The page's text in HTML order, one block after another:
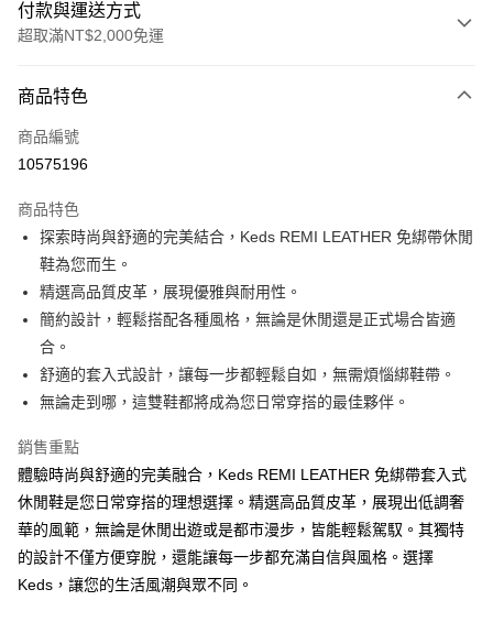
付款與運送方式
超取滿NT$2,000免運
信用卡一次付款
信用卡分期付款
合作金庫商業銀行
華南商業銀行
彰化商業銀行
上海商業儲蓄銀行
國泰世華商業銀行
兆豐國際商業銀行
臺灣中小企業銀行
台中商業銀行
匯豐（台灣）商業銀行
聯邦商業銀行
元大商業銀行
永豐商業銀行
玉山商業銀行
星展（台灣）商業銀行
台灣樂天信用卡公司
6 期 0 利率 每期
華南商業銀行
上海商業儲蓄銀行
台北富邦商業銀行
國泰世華商業銀行
兆豐國際商業銀行
臺灣中小企業銀行
匯豐（台灣）商業銀行
華泰商業銀行
聯邦商業銀行
遠東國際商業銀行
元大商業銀行
永豐商業銀行
玉山商業銀行
台灣樂天信用卡公司
超商取貨付款
Apple Pay
Google Pay
ATM付款
全家取貨付款
每筆NT$60，滿NT$2,000(含以上)免運費
7-11取貨付款
商品特色
商品編號
10575196
商品特色
探索時尚與舒適的完美結合，Keds REMI LEATHER 免綁帶休閒
鞋為您而生。
精選高品質皮革，展現優雅與耐用性。
簡約設計，輕鬆搭配各種風格，無論是休閒還是正式場合皆適
合。
舒適的套入式設計，讓每一步都輕鬆自如，無需煩惱綁鞋帶。
無論走到哪，這雙鞋都將成為您日常穿搭的最佳夥伴。
銷售重點
體驗時尚與舒適的完美融合，Keds REMI LEATHER 免綁帶套入式
休閒鞋是您日常穿搭的理想選擇。精選高品質皮革，展現出低調奢
華的風範，無論是休閒出遊或是都市漫步，皆能輕鬆駕馭。其獨特
的設計不僅方便穿脫，還能讓每一步都充滿自信與風格。選擇
Keds，讓您的生活風潮與眾不同。